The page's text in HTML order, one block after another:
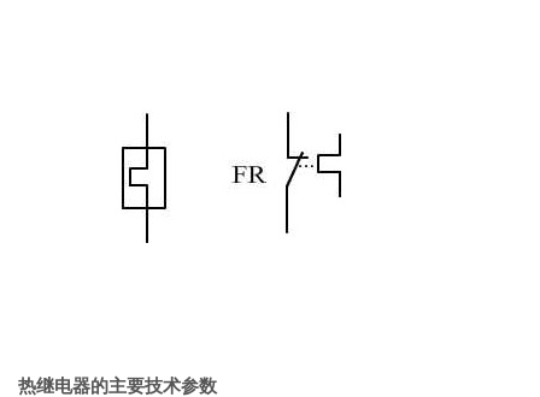
热继电器的主要技术参数